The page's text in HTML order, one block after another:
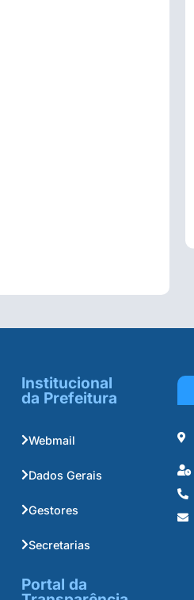
Institucional
da Prefeitura
Webmail
Dados Gerais
Gestores
Secretarias
Portal da